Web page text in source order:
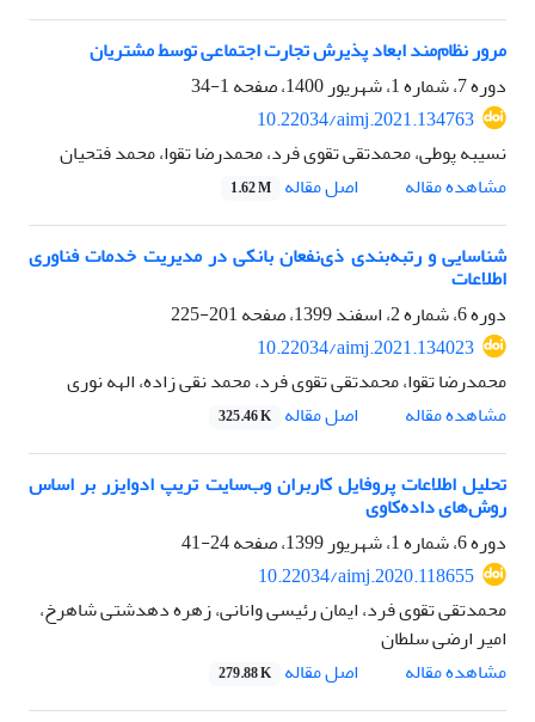
مرور نظام‌مند ابعاد پذیرش تجارت اجتماعی توسط مشتریان
دوره 7، شماره 1، شهریور 1400، صفحه
1-34
10.22034/aimj.2021.134763
نسیبه پوطی، محمدتقی تقوی فرد، محمدرضا تقوا، محمد فتحیان
مشاهده مقاله
اصل مقاله 1.62 M
شناسایی و رتبه‌بندی ذی‌نفعان بانکی در مدیریت خدمات فناوری
اطلاعات
دوره 6، شماره 2، اسفند 1399، صفحه
201-225
10.22034/aimj.2021.134023
محمدرضا تقوا، محمدتقی تقوی فرد، محمد نقی زاده، الهه نوری
مشاهده مقاله
اصل مقاله 325.46 K
تحلیل اطلاعات پروفایل کاربران وب‌سایت تریپ ادوایزر بر اساس
روش‌های داده‌کاوی
دوره 6، شماره 1، شهریور 1399، صفحه
24-41
10.22034/aimj.2020.118655
محمدتقی تقوی فرد، ایمان رئیسی وانانی، زهره دهدشتی شاهرخ،
امیر ارضی سلطان
مشاهده مقاله
اصل مقاله 279.88 K